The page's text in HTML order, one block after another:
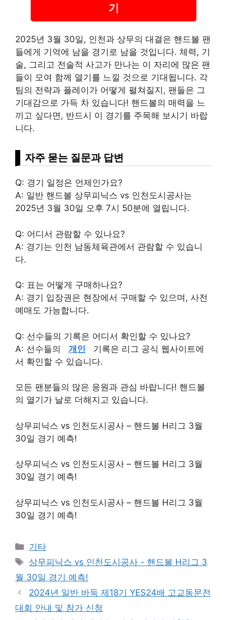
기
2025년 3월 30일, 인천과 상무의 대결은 핸드볼 팬
들에게 기억에 남을 경기로 남을 것입니다. 체력, 기
술, 그리고 전술적 사고가 만나는 이 자리에 많은 팬
들이 모여 함께 열기를 느낄 것으로 기대됩니다. 각
팀의 전략과 플레이가 어떻게 펼쳐질지, 팬들은 그
기대감으로 가득 차 있습니다! 핸드볼의 매력을 느
끼고 싶다면, 반드시 이 경기를 주목해 보시기 바랍
니다.
자주 묻는 질문과 답변
Q: 경기 일정은 언제인가요?
A: 일반 핸드볼 상무피닉스 vs 인천도시공사는
2025년 3월 30일 오후 7시 50분에 열립니다.
Q: 어디서 관람할 수 있나요?
A: 경기는 인천 남동체육관에서 관람할 수 있습니
다.
Q: 표는 어떻게 구매하나요?
A: 경기 입장권은 현장에서 구매할 수 있으며, 사전
예매도 가능합니다.
Q: 선수들의 기록은 어디서 확인할 수 있나요?
A: 선수들의
개인
기록은 리그 공식 웹사이트에
서 확인할 수 있습니다.
모든 팬분들의 많은 응원과 관심 바랍니다! 핸드볼
의 열기가 날로 더해지고 있습니다.
상무피닉스 vs 인천도시공사 – 핸드볼 H리그 3월
30일 경기 예측!
상무피닉스 vs 인천도시공사 – 핸드볼 H리그 3월
30일 경기 예측!
상무피닉스 vs 인천도시공사 – 핸드볼 H리그 3월
30일 경기 예측!
Categories
기타
Tags
상무피닉스 vs 인천도시공사 - 핸드볼 H리그 3
월 30일 경기 예측!
2024년 일반 바둑 제18기 YES24배 고교동문전
대회 안내 및 참가 신청